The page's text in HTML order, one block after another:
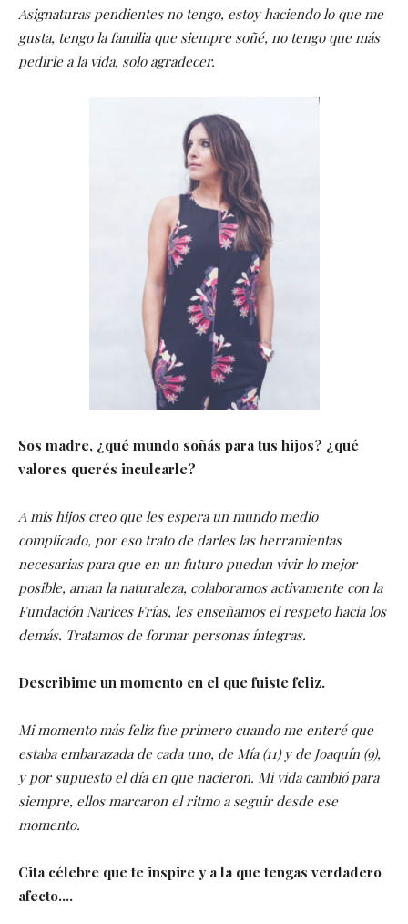
Asignaturas pendientes no tengo, estoy haciendo lo que me
gusta, tengo la familia que siempre soñé, no tengo que más
pedirle a la vida, solo agradecer.
Sos madre, ¿qué mundo soñás para tus hijos? ¿qué
valores querés inculcarle?
A mis hijos creo que les espera un mundo medio
complicado, por eso trato de darles las herramientas
necesarias para que en un futuro puedan vivir lo mejor
posible, aman la naturaleza, colaboramos activamente con la
Fundación Narices Frías, les enseñamos el respeto hacia los
demás. Tratamos de formar personas íntegras.
Describime un momento en el que fuiste feliz.
Mi momento más feliz fue primero cuando me enteré que
estaba embarazada de cada uno, de Mía (11) y de Joaquín (9),
y por supuesto el día en que nacieron. Mi vida cambió para
siempre, ellos marcaron el ritmo a seguir desde ese
momento.
Cita célebre que te inspire y a la que tengas verdadero
afecto….